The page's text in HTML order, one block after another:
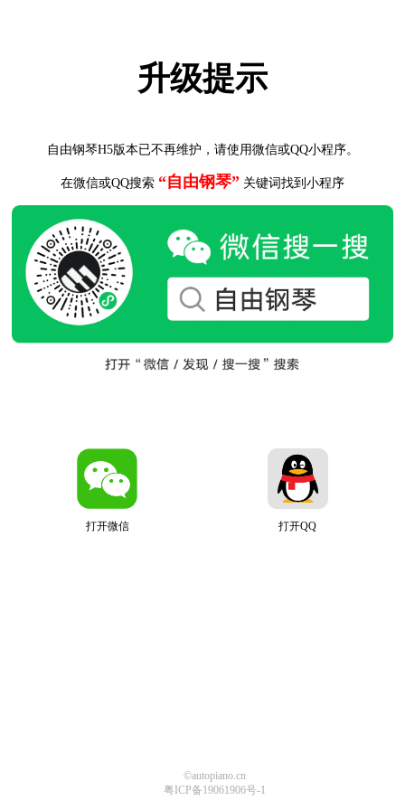
升级提示
自由钢琴H5版本已不再维护，请使用微信或QQ小程序。
在微信或QQ搜索 “自由钢琴” 关键词找到小程序
打开微信 打开QQ
©autopiano.cn
粤ICP备19061906号-1